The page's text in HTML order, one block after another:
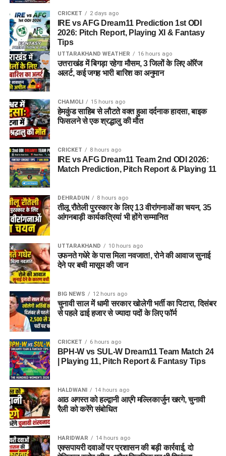
CRICKET 2 days ago
IRE vs AFG Dream11 Prediction 1st ODI
2026: Pitch Report, Playing XI & Fantasy
Tips
UTTARAKHAND WEATHER 16 hours ago
उत्तराखंड में बिगड़ा रहेगा मौसम, 3 जिलों के लिए ऑरेंज
अलर्ट, कई जगह भारी बारिश का अनुमान
CHAMOLI 15 hours ago
हेमकुंड साहिब से लौटते वक्त हुआ दर्दनाक हादसा, बाइक
फिसलने से एक श्रद्धालु की मौत
CRICKET 8 hours ago
IRE vs AFG Dream11 Team 2nd ODI 2026:
Match Prediction, Pitch Report & Playing 11
DEHRADUN 8 hours ago
तीलू रौतेली पुरस्कार के लिए 13 वीरांगनाओं का चयन, 35
आंगनबाड़ी कार्यकत्रियां भी होंगे सम्मानित
UTTARAKHAND 10 hours ago
उफनते गधेरे के पास मिला नवजात!, रोने की आवाज सुनाई
देने पर बची मासूम की जान
BIG NEWS 12 hours ago
चुनावी साल में धामी सरकार खोलेगी भर्ती का पिटारा, दिसंबर
से पहले ढाई हजार से ज्यादा पदों के लिए फॉर्म
CRICKET 6 hours ago
BPH-W vs SUL-W Dream11 Team Match 24
| Playing 11, Pitch Report & Fantasy Tips
HALDWANI 14 hours ago
आठ अगस्त को हल्द्वानी आएंगे मल्लिकार्जुन खरगे, चुनावी
रैली को करेंगे संबोधित
HARIDWAR 14 hours ago
एक्सपायरी दवाओं पर प्रशासन की बड़ी कार्रवाई, दो